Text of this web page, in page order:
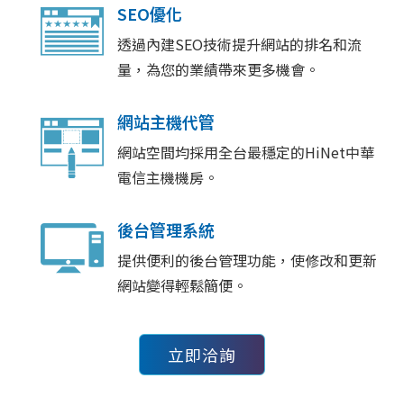
SEO優化
透過內建SEO技術提升網站的排名和流
量，為您的業績帶來更多機會。
網站主機代管
網站空間均採用全台最穩定的HiNet中華
電信主機機房。
後台管理系統
提供便利的後台管理功能，使修改和更新
網站變得輕鬆簡便。
立即洽詢